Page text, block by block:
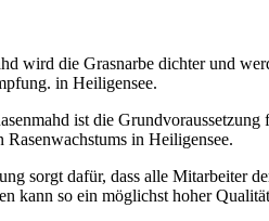
wird die Grasnarbe dichter und
in Heiligensee.
ist die
Rasenwachstums in Heiligensee.
sorgt dafür, dass alle Mitarbeiter
kann so ein möglichst hoher